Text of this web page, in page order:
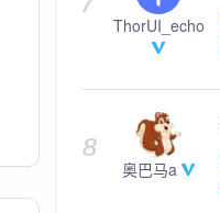
ThorUI_echo
奥巴马a